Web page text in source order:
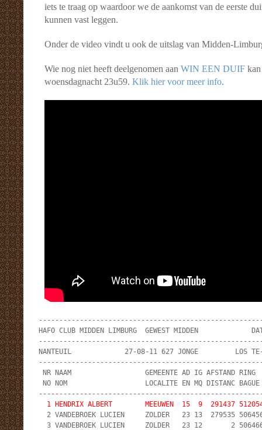
iets te traag op waardoor we de aankomst van de eerste
kunnen vast leggen.
Onder de video vindt u ook de uitslag van Midden-
Wie nog niet heeft deelgenomen aan WIN EEN DUIF
woensdagnacht 23u59. Klik hier voor meer info.
HAFO CLUB MIDDEN LIMBURG  GEWEST MIDDEN
NANTEUIL             27-08-11 627 JONGE         LOS TE-
NR NAAM                  GEMEENTE AD IG AFSTAND RING
NO NOM                   LOCALITE EN MQ DISTANC BAGUE
1 HENDRIX ALBERT        MEEUWEN  15  9  291437
2 VANDEBROEK LUCIEN     ZOLDER   23 13  279535
3 VANDEBROEK LUCIEN     ZOLDER   23 12       2